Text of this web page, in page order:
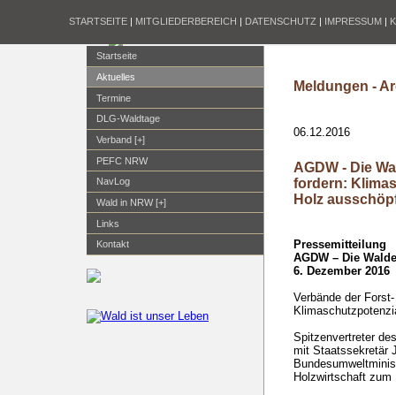
STARTSEITE | MITGLIEDERBEREICH | DATENSCHUTZ | IMPRESSUM |
Startseite
Aktuelles
Termine
DLG-Waldtage
Verband [+]
PEFC NRW
NavLog
Wald in NRW [+]
Links
Kontakt
Meldungen -
06.12.2016
AGDW - Die
fordern:
Holz
Pressemitteilung
AGDW – Die
6. Dezember 2016
Verbände der
Spitzenvertreter
mit Staatssekretär
Holzwirtschaft